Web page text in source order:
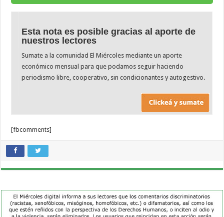
Esta nota es posible gracias al aporte de
nuestros lectores
Sumate a la comunidad El Miércoles mediante un aporte
económico mensual para que podamos seguir haciendo
periodismo libre, cooperativo, sin condicionantes y autogestivo.
[fbcomments]